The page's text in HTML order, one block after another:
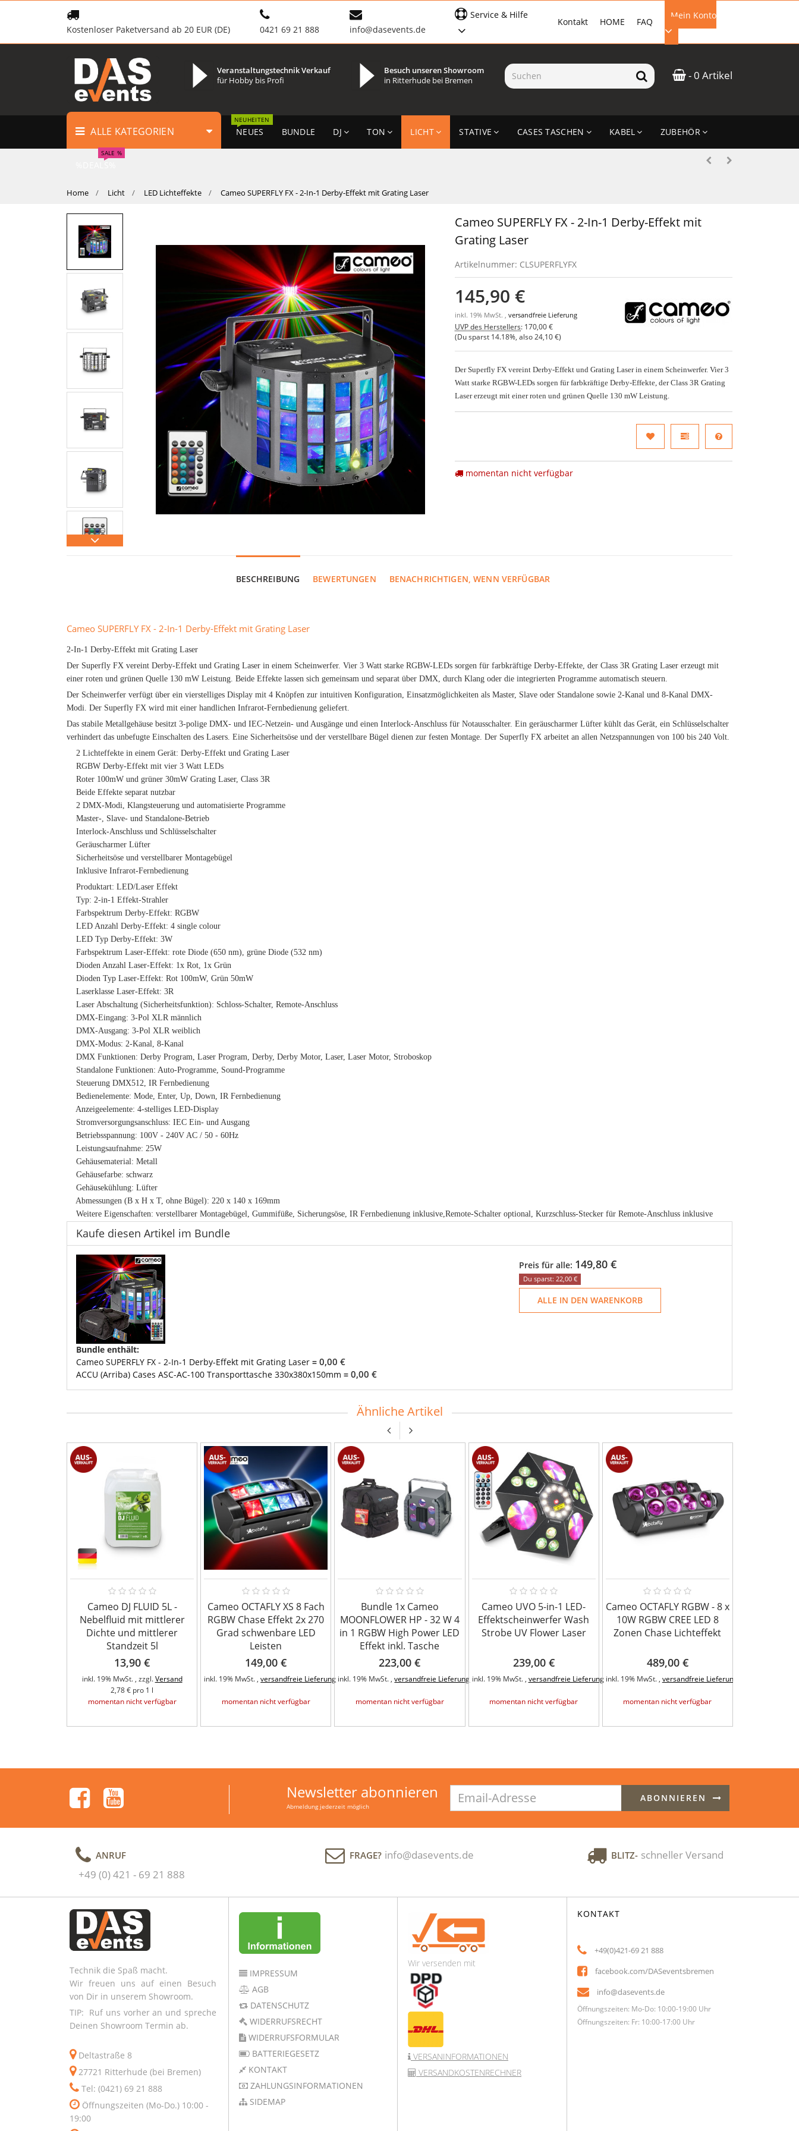
Kostenloser Paketversand ab 20 EUR (DE) 0421 69 21 888 info@dasevents.de
Mein Konto
EMAIL-ADRESSE
ANMELDEN
FAQ
HOME
Kontakt
Service & Hilfe
- 0 Artikel
Veranstaltungstechnik Verkauf
für Hobby bis Profi
Besuch unseren Showroom
in Ritterhude bei Bremen
ALLE KATEGORIEN NEUES
NEUHEITEN
BUNDLE DJ TON LICHT STATIVE CASES TASCHEN KABEL ZUBEHÖR
SALE %
Home Licht LED Lichteffekte Cameo SUPERFLY FX - 2-In-1 Derby-Effekt mit Grating Laser
Cameo SUPERFLY FX - 2-In-1 Derby-Effekt mit
Grating Laser
Artikelnummer: CLSUPERFLYFX
145,90 €
inkl. 19% MwSt. ,versandfreie Lieferung
UVP des Herstellers: 170,00 €
(Du sparst 14.18% , also 24,10 €)
Der Superfly FX vereint Derby-Effekt und Grating Laser in einem Scheinwerfer. Vier 3
Watt starke RGBW-LEDs sorgen für farbkräftige Derby-Effekte, der Class 3R Grating
Laser erzeugt mit einer roten und grünen Quelle 130 mW Leistung.
momentan nicht verfügbar
BESCHREIBUNG BEWERTUNGEN BENACHRICHTIGEN, WENN VERFÜGBAR
Cameo SUPERFLY FX - 2-In-1 Derby-Effekt mit Grating Laser
2-In-1 Derby-Effekt mit Grating Laser
Der Superfly FX vereint Derby-Effekt und Grating Laser in einem Scheinwerfer. Vier 3 Watt starke RGBW-LEDs sorgen für farbkräftige Derby-Effekte, der Class 3R Grating Laser erzeugt mit
einer roten und grünen Quelle 130 mW Leistung. Beide Effekte lassen sich gemeinsam und separat über DMX, durch Klang oder die integrierten Programme automatisch steuern.
Der Scheinwerfer verfügt über ein vierstelliges Display mit 4 Knöpfen zur intuitiven Konfiguration, Einsatzmöglichkeiten als Master, Slave oder Standalone sowie 2-Kanal und 8-Kanal DMX-
Modi. Der Superfly FX wird mit einer handlichen Infrarot-Fernbedienung geliefert.
Das stabile Metallgehäuse besitzt 3-polige DMX- und IEC-Netzein- und Ausgänge und einen Interlock-Anschluss für Notausschalter. Ein geräuscharmer Lüfter kühlt das Gerät, ein Schlüsselschalter
verhindert das unbefugte Einschalten des Lasers. Eine Sicherheitsöse und der verstellbare Bügel dienen zur festen Montage. Der Superfly FX arbeitet an allen Netzspannungen von 100 bis 240 Volt.
2 Lichteffekte in einem Gerät: Derby-Effekt und Grating Laser
RGBW Derby-Effekt mit vier 3 Watt LEDs
Roter 100mW und grüner 30mW Grating Laser, Class 3R
Beide Effekte separat nutzbar
2 DMX-Modi, Klangsteuerung und automatisierte Programme
Master-, Slave- und Standalone-Betrieb
Interlock-Anschluss und Schlüsselschalter
Geräuscharmer Lüfter
Sicherheitsöse und verstellbarer Montagebügel
Inklusive Infrarot-Fernbedienung
Produktart: LED/Laser Effekt
Typ: 2-in-1 Effekt-Strahler
Farbspektrum Derby-Effekt: RGBW
LED Anzahl Derby-Effekt: 4 single colour
LED Typ Derby-Effekt: 3W
Farbspektrum Laser-Effekt: rote Diode (650 nm), grüne Diode (532 nm)
Dioden Anzahl Laser-Effekt: 1x Rot, 1x Grün
Dioden Typ Laser-Effekt: Rot 100mW, Grün 50mW
Laserklasse Laser-Effekt: 3R
Laser Abschaltung (Sicherheitsfunktion): Schloss-Schalter, Remote-Anschluss
DMX-Eingang: 3-Pol XLR männlich
DMX-Ausgang: 3-Pol XLR weiblich
DMX-Modus: 2-Kanal, 8-Kanal
DMX Funktionen: Derby Program, Laser Program, Derby, Derby Motor, Laser, Laser Motor, Stroboskop
Standalone Funktionen: Auto-Programme, Sound-Programme
Steuerung DMX512, IR Fernbedienung
Bedienelemente: Mode, Enter, Up, Down, IR Fernbedienung
Anzeigeelemente: 4-stelliges LED-Display
Stromversorgungsanschluss: IEC Ein- und Ausgang
Betriebsspannung: 100V - 240V AC / 50 - 60Hz
Leistungsaufnahme: 25W
Gehäusematerial: Metall
Gehäusefarbe: schwarz
Gehäusekühlung: Lüfter
Abmessungen (B x H x T, ohne Bügel): 220 x 140 x 169mm
Weitere Eigenschaften: verstellbarer Montagebügel, Gummifüße, Sicherungsöse, IR Fernbedienung inklusive,Remote-Schalter optional, Kurzschluss-Stecker für Remote-Anschluss inklusive
Kaufe diesen Artikel im Bundle
Preis für alle: 149,80 €
Du sparst: 22,00 €
ALLE IN DEN WARENKORB
Bundle enthält:
Cameo SUPERFLY FX - 2-In-1 Derby-Effekt mit Grating Laser = 0,00 €
ACCU (Arriba) Cases ASC-AC-100 Transporttasche 330x380x150mm = 0,00 €
Ähnliche Artikel
Cameo DJ FLUID 5L -
Nebelfluid mit mittlerer
Dichte und mittlerer
Standzeit 5l
13,90 €
inkl. 19% MwSt. , zzgl. Versand
2,78 € pro 1 l
momentan nicht verfügbar
Cameo OCTAFLY XS 8 Fach
RGBW Chase Effekt 2x 270
Grad schwenbare LED
Leisten
149,00 €
inkl. 19% MwSt. ,versandfreie Lieferung
momentan nicht verfügbar
Bundle 1x Cameo
MOONFLOWER HP - 32 W 4
in 1 RGBW High Power LED
Effekt inkl. Tasche
223,00 €
inkl. 19% MwSt. ,versandfreie Lieferung
momentan nicht verfügbar
Cameo UVO 5-in-1 LED-
Effektscheinwerfer Wash
Strobe UV Flower Laser
239,00 €
inkl. 19% MwSt. , versandfreie Lieferung
momentan nicht verfügbar
Cameo OCTAFLY RGBW - 8 x
10W RGBW CREE LED 8
Zonen Chase Lichteffekt
489,00 €
inkl. 19% MwSt. , versandfreie Lieferung
momentan nicht verfügbar
Newsletter abonnieren
Abmeldung jederzeit möglich
Adresse
ABONNIEREN
ANRUF
+49 (0) 421 - 69 21 888
FRAGE? info@dasevents.de BLITZ- schneller Versand
Technik die Spaß macht.
Wir freuen uns auf einen Besuch
von Dir in unserem Showroom.
TIP: Ruf uns vorher an und spreche
Deinen Showroom Termin ab.
Deltastraße 8
27721 Ritterhude (bei Bremen)
Tel: (0421) 69 21 888
Öffnungszeiten (Mo-Do.) 10:00 -
19:00
IMPRESSUM
AGB
DATENSCHUTZ
WIDERRUFSRECHT
WIDERRUFSFORMULAR
BATTERIEGESETZ
KONTAKT
ZAHLUNGSINFORMATIONEN
SIDEMAP
Wir versenden mit
VERSANINFORMATIONEN
VERSANDKOSTENRECHNER
KONTAKT
+49(0)421-69 21 888
facebook.com/DASeventsbremen
info@dasevents.de
Öffnungszeiten: Mo-Do: 10:00-19:00 Uhr
Öffnungszeiten: Fr: 10:00-17:00 Uhr